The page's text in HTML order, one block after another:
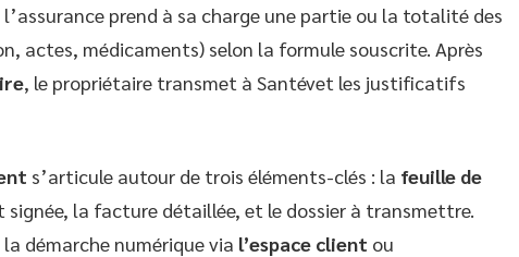
prend à sa charge une partie ou la totalité des
actes, médicaments) selon la formule souscrite. Après
, le propriétaire transmet à Santévet les justificatifs
s’articule autour de trois éléments-clés : la feuille de
signée, la facture détaillée, et le dossier à transmettre.
démarche numérique via l’espace client ou